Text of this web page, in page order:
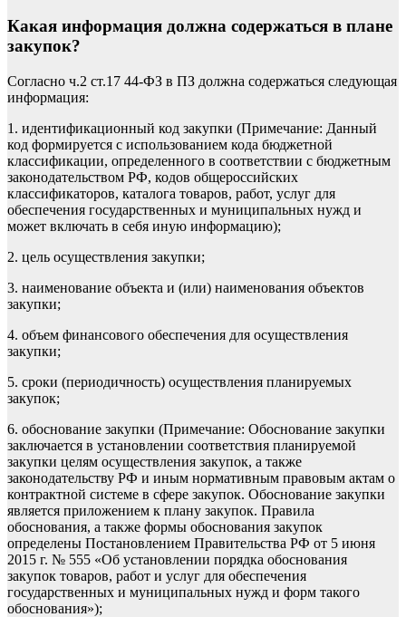
Какая информация должна содержаться в плане
закупок?
Согласно ч.2 ст.17 44-ФЗ в ПЗ должна содержаться следующая
информация:
1. идентификационный код закупки (Примечание: Данный
код формируется с использованием кода бюджетной
классификации, определенного в соответствии с бюджетным
законодательством РФ, кодов общероссийских
классификаторов, каталога товаров, работ, услуг для
обеспечения государственных и муниципальных нужд и
может включать в себя иную информацию);
2. цель осуществления закупки;
3. наименование объекта и (или) наименования объектов
закупки;
4. объем финансового обеспечения для осуществления
закупки;
5. сроки (периодичность) осуществления планируемых
закупок;
6. обоснование закупки (Примечание: Обоснование закупки
заключается в установлении соответствия планируемой
закупки целям осуществления закупок, а также
законодательству РФ и иным нормативным правовым актам о
контрактной системе в сфере закупок. Обоснование закупки
является приложением к плану закупок. Правила
обоснования, а также формы обоснования закупок
определены Постановлением Правительства РФ от 5 июня
2015 г. № 555 «Об установлении порядка обоснования
закупок товаров, работ и услуг для обеспечения
государственных и муниципальных нужд и форм такого
обоснования»);